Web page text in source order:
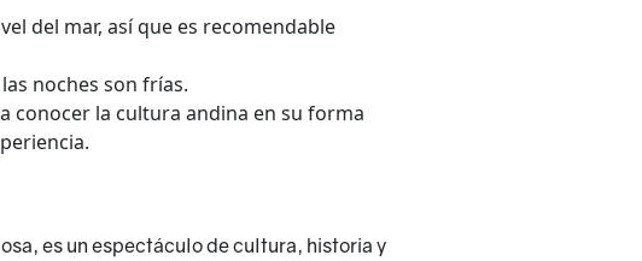
del mar, así que es recomendable
noches son frías.
conocer la cultura andina en su forma
es un espectáculo de cultura, historia y